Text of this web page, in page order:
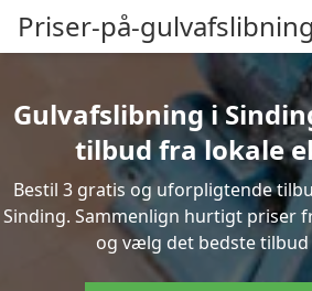
Priser-på-
Gulvafslibning i
tilbud fra lokale
Bestil 3 gratis og uforpligtende
Sinding. Sammenlign hurtigt priser
og vælg det bedste tilbud